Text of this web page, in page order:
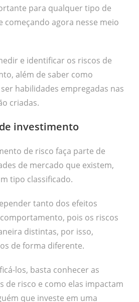
para qualquer tipo de
começando agora nesse meio
e identificar os riscos de
além de saber como
habilidades empregadas nas
criadas.
investimento
de risco faça parte de
de mercado que existem,
tipo classificado.
tanto dos efeitos
pois os riscos
distintas, por isso,
de forma diferente.
los, basta conhecer as
de risco e como elas impactam
que investe em uma